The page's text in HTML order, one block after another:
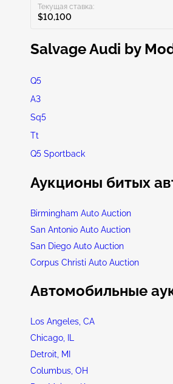
Текущая ставка:
$10,100
Salvage Audi by
Q5
A3
Sq5
Tt
Q5 Sportback
Аукционы битых
Birmingham Auto Auction
San Antonio Auto Auction
San Diego Auto Auction
Corpus Christi Auto Auction
Автомобильные
Los Angeles, CA
Chicago, IL
Detroit, MI
Columbus, OH